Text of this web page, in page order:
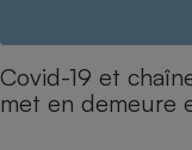
Covid-19 et
met en demeure